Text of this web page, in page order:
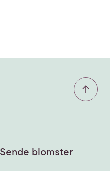
Sende blomster